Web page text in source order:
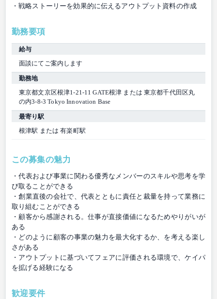
・戦略ストーリーを効果的に伝えるアウトプット資料の作成
勤務要項
給与
面談にてご案内します
勤務地
東京都文京区根津1-21-11 GATE根津 または 東京都千代田区丸
の内3-8-3 Tokyo Innovation Base
最寄り駅
根津駅 または 有楽町駅
この募集の魅力
・代表および事業に関わる優秀なメンバーのスキルや思考を学
び取ることができる
・創業直後の会社で、代表とともに責任と裁量を持って業務に
取り組むことができる
・顧客から感謝される。仕事が直接価値になるためやりがいが
ある
・どのように顧客の事業の魅力を最大化するか、を考える楽し
さがある
・アウトプットに基づいてフェアに評価される環境で、ケイパ
を拡げる経験になる
歓迎要件